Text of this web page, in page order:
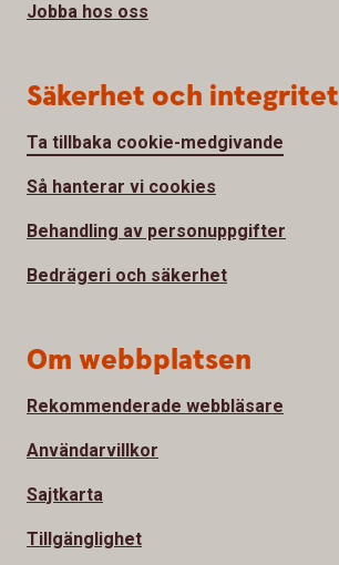
Jobba hos oss
Säkerhet och integritet
Ta tillbaka cookie-medgivande
Så hanterar vi cookies
Behandling av personuppgifter
Bedrägeri och säkerhet
Om webbplatsen
Rekommenderade webbläsare
Användarvillkor
Sajtkarta
Tillgänglighet